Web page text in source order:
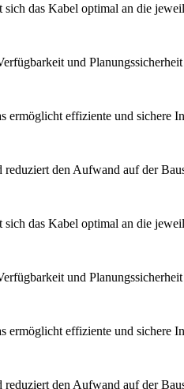
das Kabel optimal an die
und
effiziente und sichere
den Aufwand auf der
das Kabel optimal an die
und
effiziente und sichere
den Aufwand auf der